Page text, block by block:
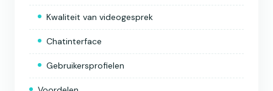
Kwaliteit van videogesprek
Chatinterface
Gebruikersprofielen